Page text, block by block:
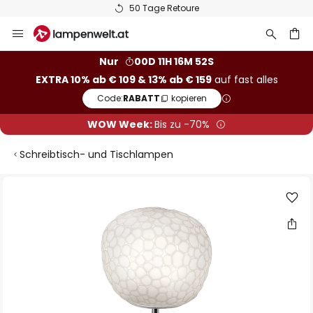
50 Tage Retoure
Inhalt
Nur
00D 11H 16M 51S
EXTRA 10% ab € 109 & 13% ab € 159auf fast alles
Code:RABATT kopieren
WOW Week:Bis zu -70%
Schreibtisch- und Tischlampen